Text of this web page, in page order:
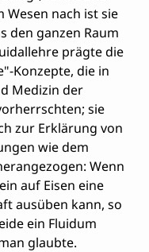
nach ist sie
den ganzen Raum
prägte die
Konzepte, die in
Medizin der
sie
zur Erklärung von
wie dem
Wenn
auf Eisen eine
ausüben kann, so
ein Fluidum
glaubte.